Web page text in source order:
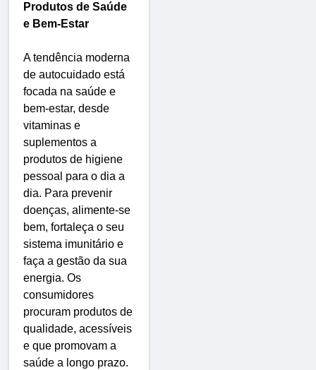
Produtos de Saúde
e Bem-Estar
A tendência moderna
de autocuidado está
focada na saúde e
bem-estar, desde
vitaminas e
suplementos a
produtos de higiene
pessoal para o dia a
dia. Para prevenir
doenças, alimente-se
bem, fortaleça o seu
sistema imunitário e
faça a gestão da sua
energia. Os
consumidores
procuram produtos de
qualidade, acessíveis
e que promovam a
saúde a longo prazo.